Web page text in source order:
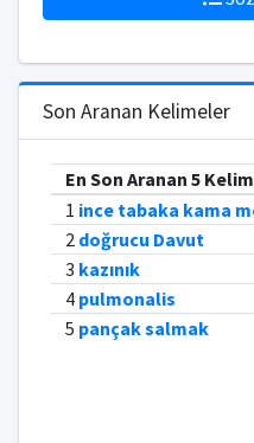
Son Aranan Kelimeler
En Son Aranan 5
1 ince tabaka kama
2 doğrucu Davut
3 kazınık
4 pulmonalis
5 pançak salmak